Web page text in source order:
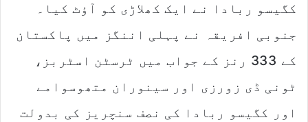
کگیسو ربادا نے ایک کھلاڑی کو آؤٹ کیا۔
جنوبی افریقہ نے پہلی اننگز میں پاکستان
کے 333 رنز کے جواب میں ٹرسٹن اسٹربز،
ٹونی ڈی زورزی اور سینوران متھوسوامے
اور کگیسو ربادا کی نصف سنچریز کی بدولت